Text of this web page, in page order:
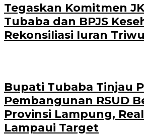
Tegaskan Komitmen
Tubaba dan BPJS
Rekonsiliasi Iuran
Bupati Tubaba Tinjau
Pembangunan RSUD
Provinsi Lampung,
Lampaui Target